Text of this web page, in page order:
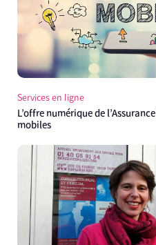
Services en ligne
L’offre numérique de
mobiles